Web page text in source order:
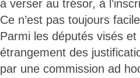
à verser au trésor, à
Ce n’est pas toujours
Parmi les députés visés
étrangement des
par une commission ad